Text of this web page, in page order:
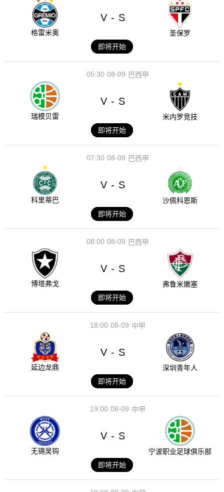
格雷米奥
V - S
圣保罗
即将开始
08-09
05:30 巴西甲
瑞模贝雷
V - S
米内罗竞技
即将开始
08-09
07:30 巴西甲
科里蒂巴
V - S
沙佩科恩斯
即将开始
08-09
08:00 巴西甲
博塔弗戈
V - S
弗鲁米嫩塞
即将开始
08-09
18:00 中甲
延边龙鼎
V - S
深圳青年人
即将开始
08-09
19:00 中甲
无锡吴钩
V - S
宁波职业足球俱乐部
即将开始